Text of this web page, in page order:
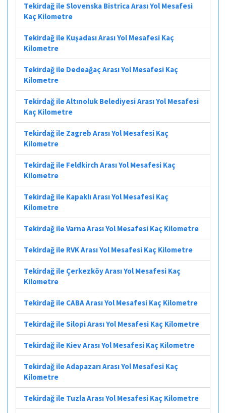
Tekirdağ ile Slovenska Bistrica Arası Yol Mesafesi
Kaç Kilometre
Tekirdağ ile Kuşadası Arası Yol Mesafesi Kaç
Kilometre
Tekirdağ ile Dedeağaç Arası Yol Mesafesi Kaç
Kilometre
Tekirdağ ile Altınoluk Belediyesi Arası Yol Mesafesi
Kaç Kilometre
Tekirdağ ile Zagreb Arası Yol Mesafesi Kaç
Kilometre
Tekirdağ ile Feldkirch Arası Yol Mesafesi Kaç
Kilometre
Tekirdağ ile Kapaklı Arası Yol Mesafesi Kaç
Kilometre
Tekirdağ ile Varna Arası Yol Mesafesi Kaç Kilometre
Tekirdağ ile RVK Arası Yol Mesafesi Kaç Kilometre
Tekirdağ ile Çerkezköy Arası Yol Mesafesi Kaç
Kilometre
Tekirdağ ile CABA Arası Yol Mesafesi Kaç Kilometre
Tekirdağ ile Silopi Arası Yol Mesafesi Kaç Kilometre
Tekirdağ ile Kiev Arası Yol Mesafesi Kaç Kilometre
Tekirdağ ile Adapazarı Arası Yol Mesafesi Kaç
Kilometre
Tekirdağ ile Tuzla Arası Yol Mesafesi Kaç Kilometre